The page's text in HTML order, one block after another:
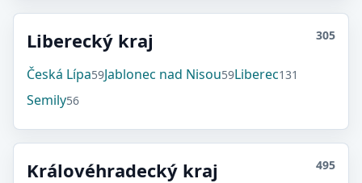
Liberecký kraj 305
Česká Lípa59Jablonec nad Nisou59Liberec131
Semily56
Královéhradecký kraj 495